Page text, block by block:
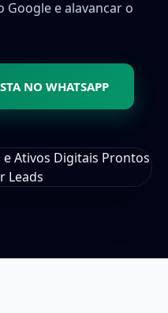
e alavancar o
NO WHATSAPP